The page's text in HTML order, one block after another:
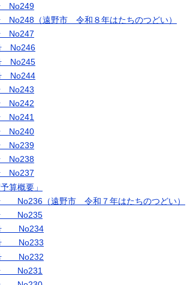
No249
No248（遠野市 令和８年はたちのつどい）
No247
No246
No245
No244
No243
No242
No241
No240
No239
No238
No237
算概要」
No236（遠野市 令和７年はたちのつどい）
号 No235
号 No234
号 No233
号 No232
号 No231